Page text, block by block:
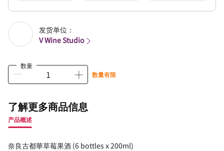
发货单位：
V Wine Studio
数量
数量有限
了解更多商品信息
产品概述
奈良古都華草莓果酒 (6 bottles x 200ml)